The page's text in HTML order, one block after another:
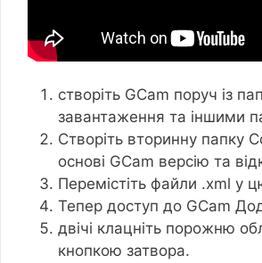
створіть GCam поруч із
завантаження та іншими
Створіть вторинну папку
основі GCam версію та
Перемістіть файли .xml у
Тепер доступ до GCam
двічі клацніть порожню
кнопкою затвора.